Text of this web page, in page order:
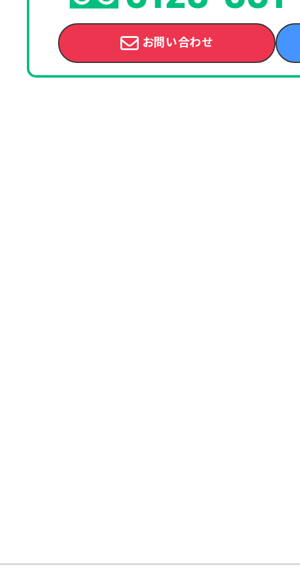
お問い合わせ